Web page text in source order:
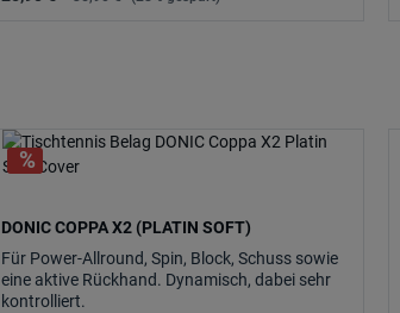
DONIC COPPA X2 (PLATIN SOFT)
Für Power-Allround, Spin, Block, Schuss sowie
eine aktive Rückhand. Dynamisch, dabei sehr
kontrolliert.